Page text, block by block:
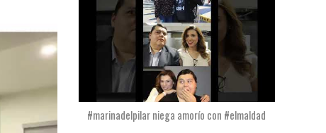
#marinadelpilar niega amorío con #elmaldad